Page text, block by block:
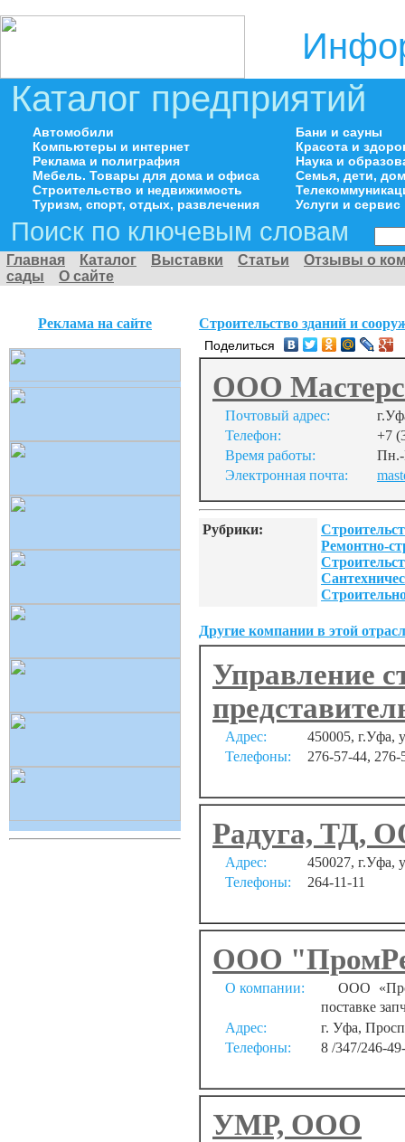
Каталог предприятий
Автомобили
Компьютеры и интернет
Реклама и полиграфия
Мебель. Товары для дома и офиса
Строительство и недвижимость
Туризм, спорт, отдых, развлечения
Бани и сауны
Красота и
Наука и
Семья, дети,
Услуги и сервис
Поиск по ключевым словам
Главная Каталог Выставки Статьи
Отзывы о
сады
О сайте
Реклама на сайте Строительство зданий и
Поделиться
ООО
Почтовый адрес:
Телефон:
+7
Время работы:
Пн.-
Электронная почта:
Рубрики:
Ремонтно-
Другие компании в этой
Управление
Адрес:
450005, г.Уфа,
Телефоны:
276-57-44, 276-
Радуга, ТД,
Адрес:
450027, г.Уфа,
Телефоны:
264-11-11
ООО
О компании:
ООО
поставке
Адрес:
г. Уфа,
Телефоны:
8 /347/246-
УМР, ООО